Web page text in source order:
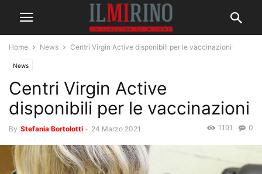
Home News Centri Virgin Active disponibili per le vaccinazioni
News
Centri Virgin Active
disponibili per le vaccinazioni
By Stefania Bortolotti - 24 Marzo 2021 0
1191